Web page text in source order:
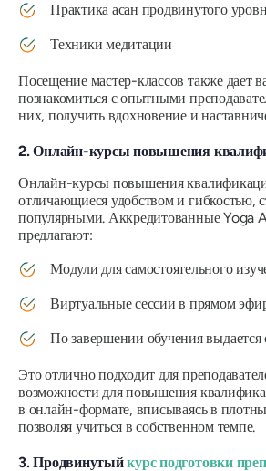
Практика асан продвинутого
Техники медитации
Посещение мастер-классов также дает
познакомиться с опытными
них, получить вдохновение и
2. Онлайн-курсы повышения
Онлайн-курсы повышения
отличающиеся удобством и гибкостью,
популярными. Аккредитованные Yoga
предлагают:
Модули для самостоятельного
Виртуальные сессии в прямом
По завершении обучения выдается
Это отлично подходит для
возможности для повышения
в онлайн-формате, вписываясь в
позволяя учиться в собственном темпе.
3. Продвинутыйкурс подготовки